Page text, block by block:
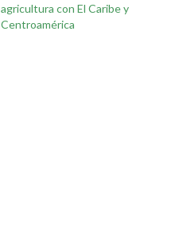
agricultura con El Caribe y
Centroamérica